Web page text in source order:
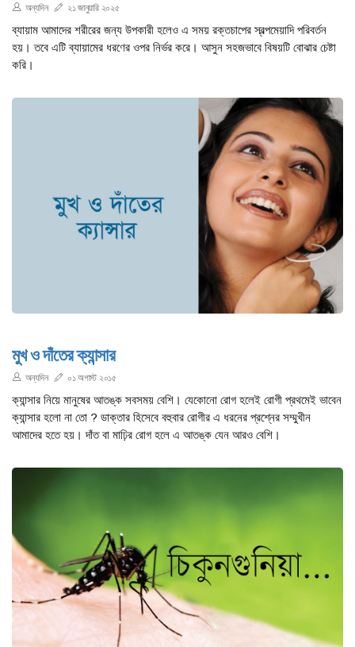
অন্যদিন ২১ জানুয়ারি ২০২৫
ব্যায়াম আমাদের শরীরের জন্য উপকারী হলেও এ সময় রক্তচাপের স্বল্পমেয়াদি পরিবর্তন
হয়। তবে এটি ব্যায়ামের ধরণের ওপর নির্ভর করে। আসুন সহজভাবে বিষয়টি বোঝার চেষ্টা
করি।
মুখ ও দাঁতের ক্যান্সার
অন্যদিন ০১ অগাস্ট ২০১৫
ক্যান্সার নিয়ে মানুষের আতঙ্ক সবসময় বেশি। যেকোনো রোগ হলেই রোগী প্রথমেই ভাবেন
ক্যান্সার হলো না তো ? ডাক্তার হিসেবে বহুবার রোগীর এ ধরনের প্রশ্নের সম্মুখীন
আমাদের হতে হয়। দাঁত বা মাঢ়ির রোগ হলে এ আতঙ্ক যেন আরও বেশি।